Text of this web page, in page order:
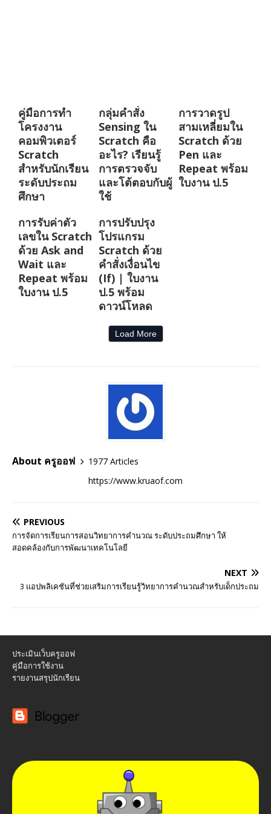
คู่มือการทำ
โครงงาน
คอมพิวเตอร์
Scratch
สำหรับนักเรียน
ระดับประถม
ศึกษา
กลุ่มคำสั่ง
Sensing ใน
Scratch คือ
อะไร? เรียนรู้
การตรวจจับ
และโต้ตอบกับผู้
ใช้
การวาดรูป
สามเหลี่ยมใน
Scratch ด้วย
Pen และ
Repeat พร้อม
ใบงาน ป.5
การรับค่าตัว
เลขใน Scratch
ด้วย Ask and
Wait และ
Repeat พร้อม
ใบงาน ป.5
การปรับปรุง
โปรแกรม
Scratch ด้วย
คำสั่งเงื่อนไข
(If) | ใบงาน
ป.5 พร้อม
ดาวน์โหลด
Load More
About ครูออฟ
1977 Articles
https://www.kruaof.com
PREVIOUS
การจัดการเรียนการสอนวิทยาการคำนวณ ระดับประถมศึกษา ให้
สอดคล้องกับการพัฒนาเทคโนโลยี
NEXT
3 แอปพลิเคชันที่ช่วยเสริมการเรียนรู้วิทยาการคำนวณสำหรับเด็กประถม
ประเมินเว็บครูออฟ
คู่มือการใช้งาน
รายงานสรุปนักเรียน